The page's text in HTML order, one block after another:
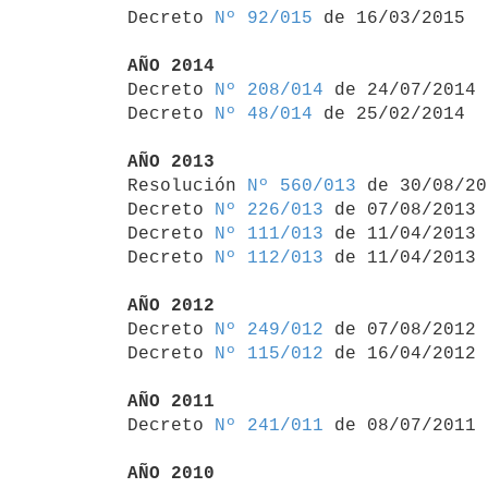
Decreto
Nº 92/015 de 16/03/2015
AÑO 2014
Decreto
Nº 208/014 de 24/07/2014
Decreto
Nº 48/014 de 25/02/2014
AÑO 2013
Resolución
Nº 560/013 de 30/08/
Decreto
Nº 226/013 de 07/08/2013
Decreto
Nº 111/013 de 11/04/2013
Decreto
Nº 112/013 de 11/04/2013
AÑO 2012
Decreto
Nº 249/012 de 07/08/2012
Decreto
Nº 115/012 de 16/04/2012
AÑO 2011
Decreto
Nº 241/011 de 08/07/2011
AÑO 2010